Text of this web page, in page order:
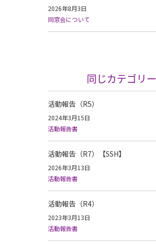
2026年8月3日
同窓会について
同じカテゴリー
活動報告（R5）
2024年3月15日
活動報告書
活動報告（R7）【SSH】
2026年3月13日
活動報告書
活動報告（R4）
2023年3月13日
活動報告書